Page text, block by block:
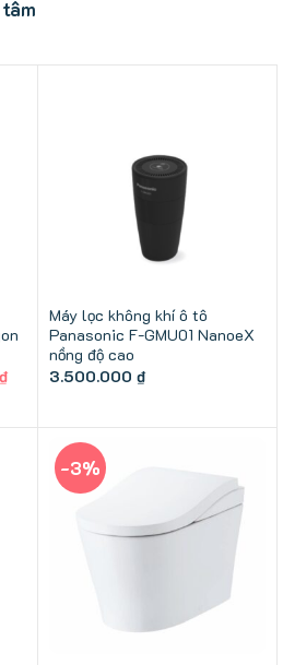
₫
Máy lọc không khí ô tô
Panasonic F-GMU01 NanoeX
nồng độ cao
3.500.000 ₫
-3%